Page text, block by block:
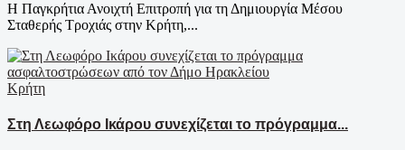
Η Παγκρήτια Ανοιχτή Επιτροπή για τη Δημιουργία Μέσου
Σταθερής Τροχιάς στην Κρήτη,...
Κρήτη
Στη Λεωφόρο Ικάρου συνεχίζεται το πρόγραμμα...